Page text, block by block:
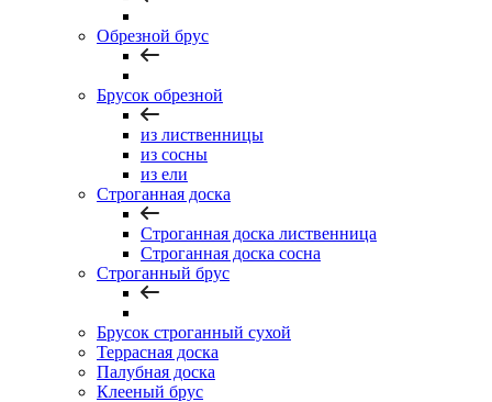
Обрезной брус
Брусок обрезной
из лиственницы
из сосны
из ели
Строганная доска
Строганная доска лиственница
Строганная доска сосна
Строганный брус
Брусок строганный сухой
Террасная доска
Палубная доска
Клееный брус